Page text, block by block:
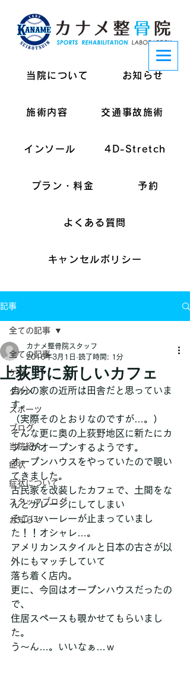
当院について お知らせ
施術内容 交通事故施術
インソール 4D-Stretch
プラン・料金 予約
よくある質問
キャンセルポリシー
記事
全ての記事
ケガ
グルメ
スポーツ
ブログ
当院紹介
症状
症状について
スタッフブログ
お知らせ
全ての記事
上荻野に新しいカフェ
カナメ整骨院スタッフ
2016年3月1日 読了時間: 1分
自分の家の近所は田舎だと思っていま
す。
（実際そのとおりなのですが…。）
そんな更に奥の上荻野地区に新たにカ
フェがオープンするようです。
オープンハウスをやっていたので覗い
てきました。
古民家を改装したカフェで、土間をな
んとガレージにしてしまい
そこにハーレーが止まっていまし
た！！オシャレ…。
アメリカンスタイルと日本の古さが以
外にもマッチしていて
落ち着く店内。
更に、今回はオープンハウスだったの
で、
住居スペースも覗かせてもらいまし
た。
う～ん…。いいなぁ…ｗ